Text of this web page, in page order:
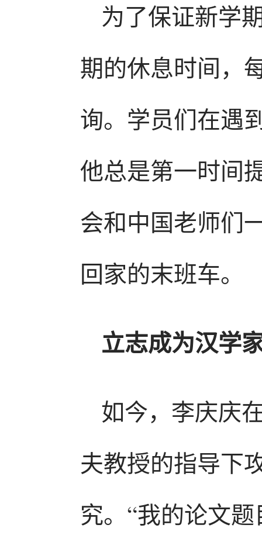
为了保证新学
期的休息时间，
询。学员们在遇
他总是第一时间
会和中国老师们
回家的末班车
立志成为汉学
如今，李庆庆
夫教授的指导下
究。“我的论文